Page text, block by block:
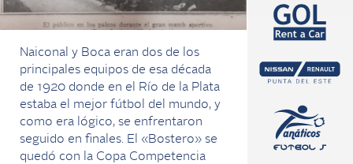
Naiconal y Boca eran dos de los
principales equipos de esa década
de 1920 donde en el Río de la Plata
estaba el mejor fútbol del mundo, y
como era lógico, se enfrentaron
seguido en finales. El «Bostero» se
quedó con la Copa Competencia